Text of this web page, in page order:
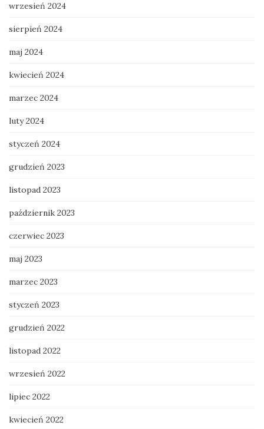
wrzesień 2024
sierpień 2024
maj 2024
kwiecień 2024
marzec 2024
luty 2024
styczeń 2024
grudzień 2023
listopad 2023
październik 2023
czerwiec 2023
maj 2023
marzec 2023
styczeń 2023
grudzień 2022
listopad 2022
wrzesień 2022
lipiec 2022
kwiecień 2022